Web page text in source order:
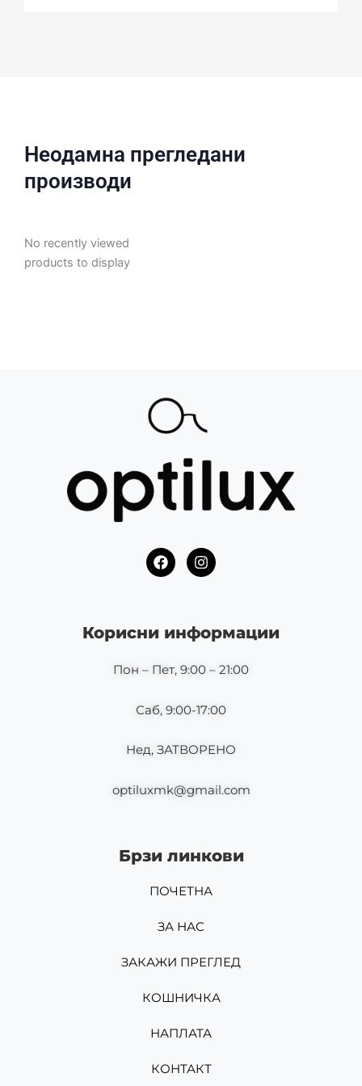
Неодамна прегледани
производи
No recently viewed
products to display
F
a
o
o
I
n
g
r
m
Корисни информации
Пон – Пет, 9:00 – 21:00
Саб, 9:00-17:00
Нед, ЗАТВОРЕНО
optiluxmk@gmail.com
Брзи линкови
ПОЧЕТНА
ЗА НАС
ЗАКАЖИ ПРЕГЛЕД
КОШНИЧКА
НАПЛАТА
КОНТАКТ